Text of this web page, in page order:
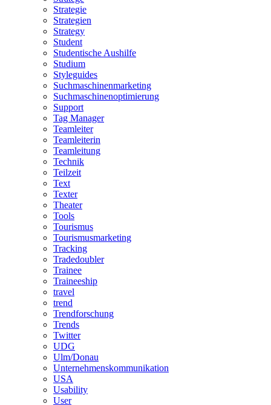
Strategie
Strategien
Strategy
Student
Studentische Aushilfe
Studium
Styleguides
Suchmaschinenmarketing
Suchmaschinenoptimierung
Support
Tag Manager
Teamleiter
Teamleiterin
Teamleitung
Technik
Teilzeit
Text
Texter
Theater
Tools
Tourismus
Tourismusmarketing
Tracking
Tradedoubler
Trainee
Traineeship
travel
trend
Trendforschung
Trends
Twitter
UDG
Ulm/Donau
Unternehmenskommunikation
USA
Usability
User